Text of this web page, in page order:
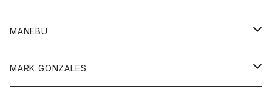
セーター
チュニック
ワンピース
靴
MANEBU
靴
MARK GONZALES